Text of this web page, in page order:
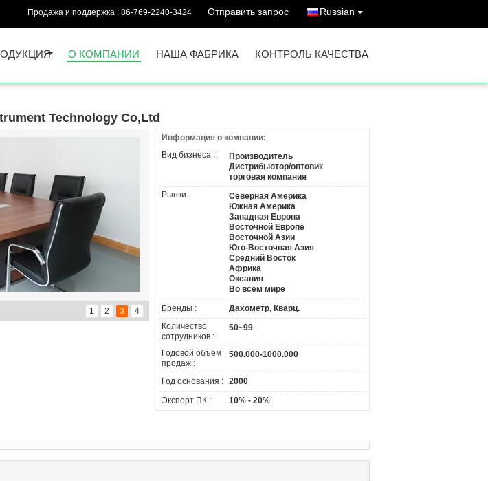
Продажа и поддержка : 86-769-2240-3424 Отправить запрос Russian
О КОМПАНИИ НАША ФАБРИКА КОНТРОЛЬ КАЧЕСТВА
Technology Co,Ltd
1 2 3 4
Информация о компании:
Вид бизнеса :
Производитель
Дистрибьютор/оптовик
торговая компания
Рынки :
Северная Америка
Южная Америка
Западная Европа
Восточной Европе
Восточной Азии
Юго-Восточная Азия
Средний Восток
Африка
Океания
Во всем мире
Бренды :
Дахометр, Кварц.
Количество
сотрудников :
50~99
Годовой объем
продаж :
500.000-1000.000
Год основания : 2000
Экспорт ПК :
10% - 20%